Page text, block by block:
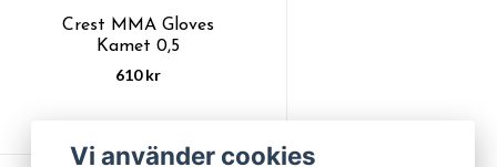
Crest MMA Gloves
Kamet 0,5
610 kr
Vi använder cookies